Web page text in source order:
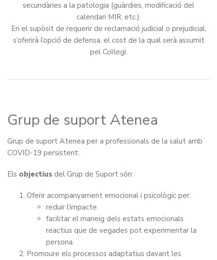
secundàries a la patologia (guàrdies, modificació del
calendari MIR, etc.).
En el supòsit de requerir de reclamació judicial o prejudicial,
s’oferirà l’opció de defensa, el cost de la qual serà assumit
pel Col·legi.
Grup de suport Atenea
Grup de suport Atenea per a professionals de la salut amb
COVID-19 persistent:
Els objectius del Grup de Suport són:
Oferir acompanyament emocional i psicològic per:
reduir l’impacte.
facilitar el maneig dels estats emocionals
reactius que de vegades pot experimentar la
persona.
Promoure els processos adaptatius davant les